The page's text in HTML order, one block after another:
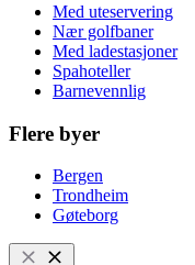
Med uteservering
Nær golfbaner
Med ladestasjoner
Spahoteller
Barnevennlig
Flere byer
Bergen
Trondheim
Gøteborg